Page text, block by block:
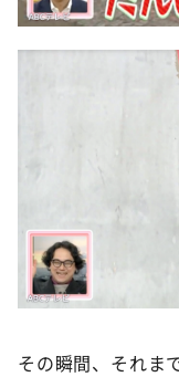
その瞬間、それま